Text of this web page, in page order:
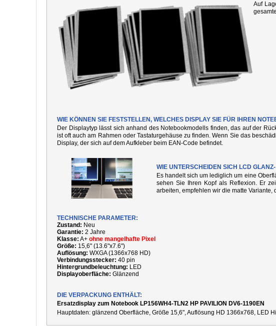
Auf
WIE KÖNNEN SIE FESTSTELLEN, WELCHES DISPLAY SIE FÜR IHREN
Der Displaytyp lässt sich anhand des Notebookmodells finden, das auf der
ist oft auch am Rahmen oder Tastaturgehäuse zu finden. Wenn Sie das
Display, der sich auf dem Aufkleber beim EAN-Code befindet.
WIE UNTERSCHEIDEN SICH LCD
Es handelt sich um lediglich um eine
sehen Sie Ihren Kopf als Reflexion. Er
arbeiten, empfehlen wir die matte
TECHNISCHE PARAMETER:
Zustand: Neu
Garantie: 2 Jahre
Klasse: A+ ohne mangelhafte Pixel
Größe: 15,6" (13.6"x7.6")
Auflösung: WXGA (1366x768 HD)
Verbindungsstecker: 40 pin
Hintergrundbeleuchtung: LED
Displayoberfläche: Glänzend
DIE VERPACKUNG ENTHÄLT:
Ersatzdisplay zum Notebook LP156WH4-TLN2 HP PAVILION DV6-1190EN
Hauptdaten: g länzend Oberfläche, Größe 15,6", Auflösung HD 1366x768, LED